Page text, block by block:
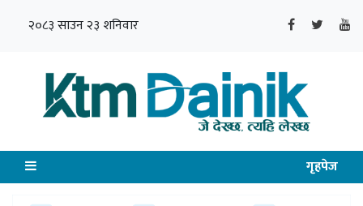
२०८३ साउन २३ शनिवार
गृहपेज